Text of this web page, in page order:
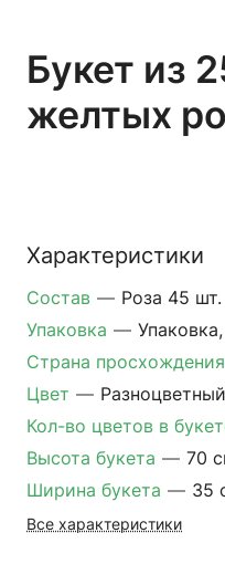
Букет из
желтых
Характеристики
Состав — Роза 45 шт.
Упаковка —
Страна
Цвет —
Кол-во цветов в
Высота букета — 70
Ширина букета — 35
Все характеристики